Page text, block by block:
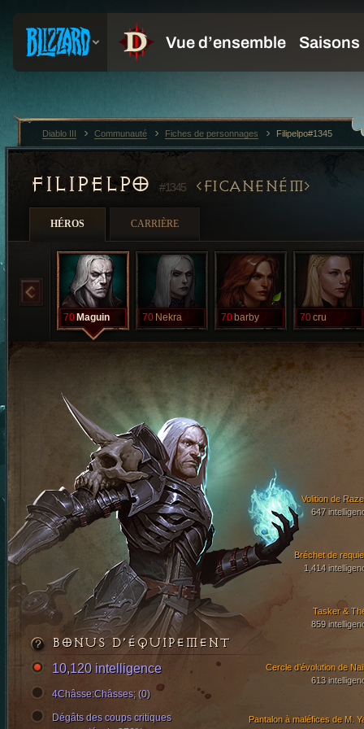
FILIPELPO #1345 FICANENÉM
HÉROS CARRIÈRE
70 Maguin 70 Nekra 70 barby 70cru
Bréchet de
1,414
Tasker &
859
Volition de
647
Pantalon à maléfices de M.
Cercle d’évolution de
613
BONUS D’ÉQUIPEMENT
10,120 intelligence
4Châsse:Châsses; (0)
Dégâts des coups critiques
Diablo III Communauté Fiches de personnages Filipelpo#1345